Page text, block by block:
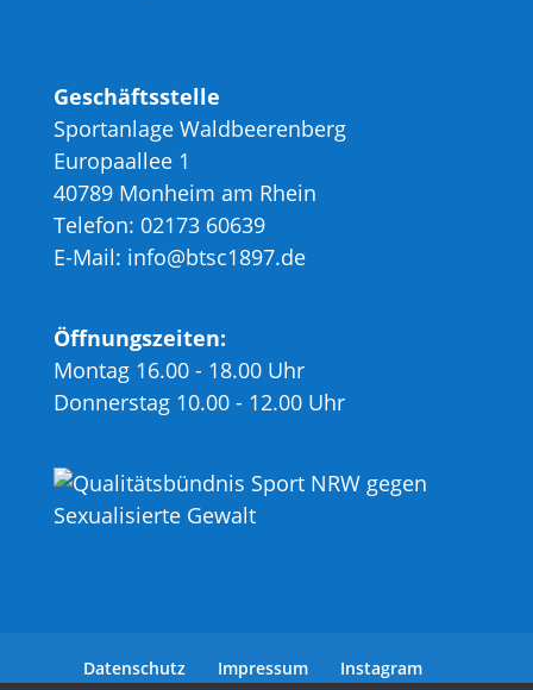
Geschäftsstelle
Sportanlage Waldbeerenberg
Europaallee 1
40789 Monheim am Rhein
Telefon: 02173 60639
E-Mail: info@btsc1897.de
Öffnungszeiten:
Montag 16.00 - 18.00 Uhr
Donnerstag 10.00 - 12.00 Uhr
Datenschutz Impressum
Instagram